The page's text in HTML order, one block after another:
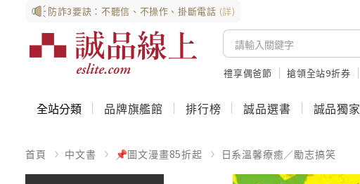
防詐3要訣：不聽信、不操作、掛斷電話 (詳)
禮享偶爸節 搶領全站9折券
全站分類 品牌旗艦館 排行榜 誠品選書 誠品獨家
首頁 中文書 📌圖文漫畫85折起 日系溫馨療癒／勵志搞笑